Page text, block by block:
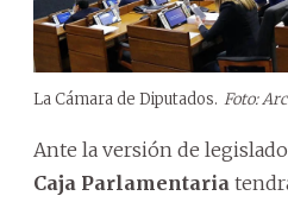
La Cámara de Diputados. Foto:
Ante la versión de
Caja Parlamentaria